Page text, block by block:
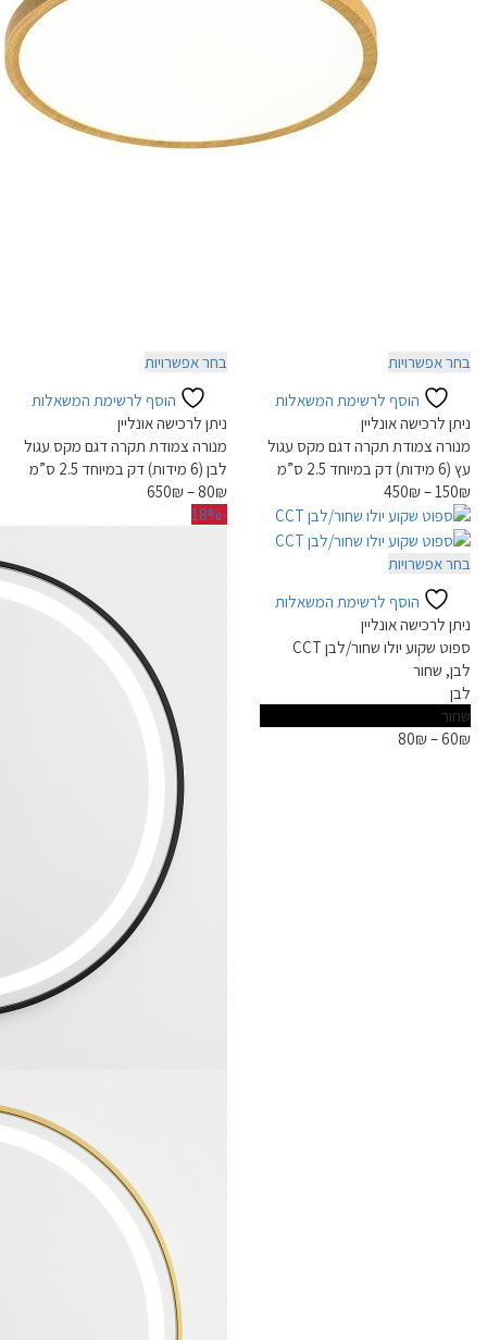
בחר אפשרויות
יש
מספר
סוגים.
ניתן
הוסף לרשימת המשאלות
ניתן לרכישה אונליין
מנורה צמודת תקרה דגם מקס עגול
לבן (6 מידות) דק במיוחד 2.5 ס”מ
80₪
–
650₪
בחר אפשרויות
יש
מספר
סוגים.
ניתן
לבחור
את
האפשרויות
בעמוד
הוסף לרשימת המשאלות
ניתן לרכישה אונליין
מנורה צמודת תקרה דגם מקס עגול
עץ (6 מידות) דק במיוחד 2.5 ס”מ
150₪
–
450₪
-18%
בחר אפשרויות
יש
מספר
סוגים.
לבחור
את
הוסף לרשימת המשאלות
ניתן לרכישה אונליין
ספוט שקוע יולו שחור/לבן CCT
לבן, שחור
לבן
שחור
60₪
–
80₪